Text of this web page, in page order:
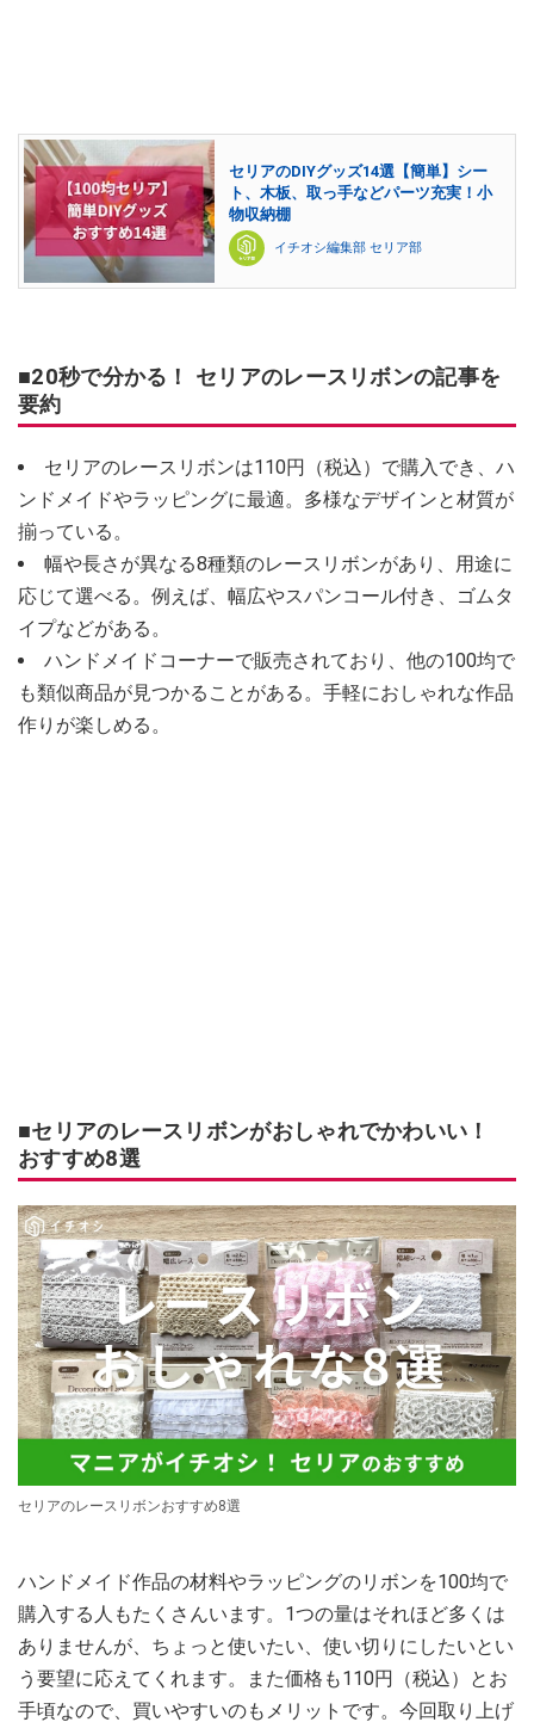
セリアのDIYグッズ14選【簡単】シー
ト、木板、取っ手などパーツ充実！小
物収納棚
イチオシ編集部 セリア部
■20秒で分かる！ セリアのレースリボンの記事を
要約
セリアのレースリボンは110円（税込）で購入でき、ハ
ンドメイドやラッピングに最適。多様なデザインと材質が
揃っている。
幅や長さが異なる8種類のレースリボンがあり、用途に
応じて選べる。例えば、幅広やスパンコール付き、ゴムタ
イプなどがある。
ハンドメイドコーナーで販売されており、他の100均で
も類似商品が見つかることがある。手軽におしゃれな作品
作りが楽しめる。
■セリアのレースリボンがおしゃれでかわいい！
おすすめ8選
セリアのレースリボンおすすめ8選
ハンドメイド作品の材料やラッピングのリボンを100均で
購入する人もたくさんいます。1つの量はそれほど多くは
ありませんが、ちょっと使いたい、使い切りにしたいとい
う要望に応えてくれます。また価格も110円（税込）とお
手頃なので、買いやすいのもメリットです。今回取り上げ